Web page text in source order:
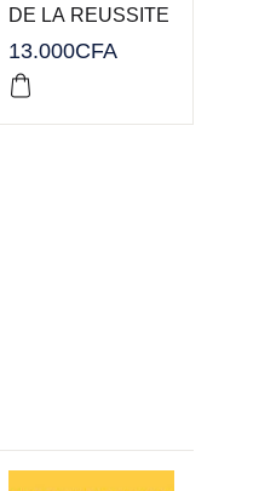
DE LA REUSSITE
13.000CFA